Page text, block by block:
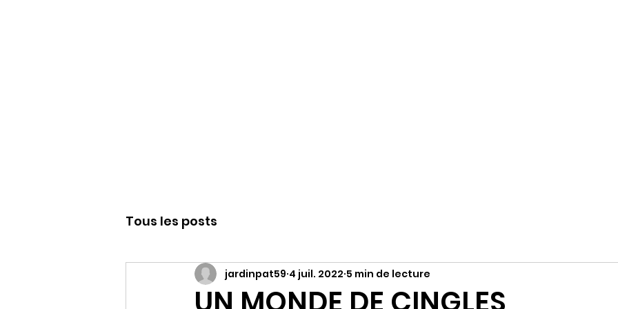
Tous les posts
jardinpat59 4 juil. 2022 5 min de lecture